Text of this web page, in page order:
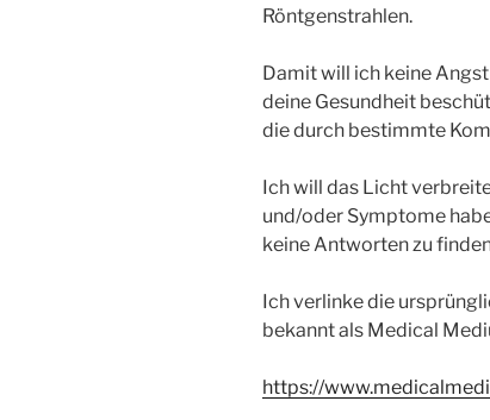
Röntgenstrahlen.
Damit will ich keine
deine Gesundheit
die durch bestimmte
Ich will das Licht
und/oder Symptome
keine Antworten zu
Ich verlinke die
bekannt als Medical
https://